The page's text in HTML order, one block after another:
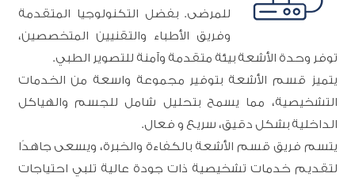
للمرضى. بفضل التكنولوجيا المتقدمة
وفريق الأطباء والتقنيين المتخصصين،
توفر وحدة الأشعة بيئة متقدمة وآمنة للتصوير الطبي.
يتميز قسم الأشعة بتوفير مجموعة واسعة من الخدمات
التشخيصية، مما يسمح بتحليل شامل للجسم والهياكل
الداخلية بشكل دقيق، سريع و فعال.
يتسم فريق قسم الأشعة بالكفاءة والخبرة، ويسعى جاهدًا
لتقديم خدمات تشخيصية ذات جودة عالية تلبي احتياجات